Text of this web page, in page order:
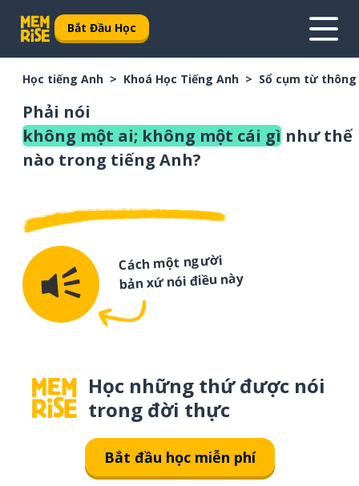
Bắt Đầu Học
Học tiếng Anh Khoá Học Tiếng Anh Sổ cụm từ
Phải nói
không một ai; không một cái gì như thế
nào trong tiếng Anh?
Cách một người
bản xứ nói điều này
Học những thứ được nói
trong đời thực
Bắt đầu học miễn phí